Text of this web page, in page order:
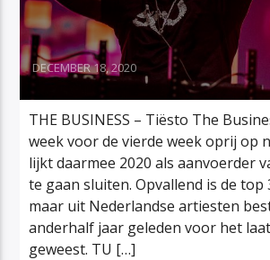
DECEMBER 18, 2020
THE BUSINESS – Tiësto The
week voor de vierde week oprij op
lijkt daarmee 2020 als aanvoerder
te gaan sluiten. Opvallend is de top
maar uit Nederlandse artiesten
anderhalf jaar geleden voor het
geweest. TU […]